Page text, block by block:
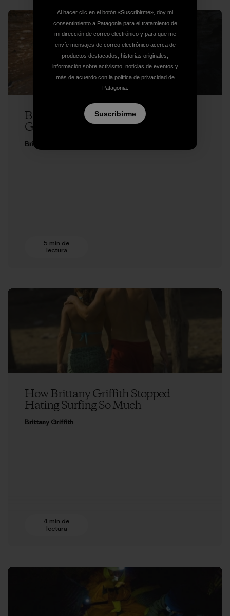
Brittany Griffith on Seeing Red, and
Getting Over It
Brittany Griffith
5 min de
lectura
How Brittany Griffith Stopped
Hating Surfing So Much
Brittany Griffith
4 min de
lectura
Al hacer clic en el botón «Suscribirme», doy mi
consentimiento a Patagonia para el tratamiento de
mi dirección de correo electrónico y para que me
envíe mensajes de correo electrónico acerca de
productos destacados, historias originales,
información sobre activismo, noticias de eventos y
más de acuerdo con la política de privacidadde
Patagonia.
Suscribirme